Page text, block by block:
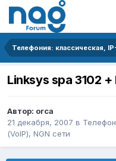
Linksys spa 3102
Автор: orca
21 декабря, 2007 в
(VoIP), NGN сети